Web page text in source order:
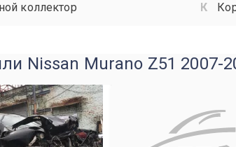
коллектор
Nissan Murano Z51 2007-